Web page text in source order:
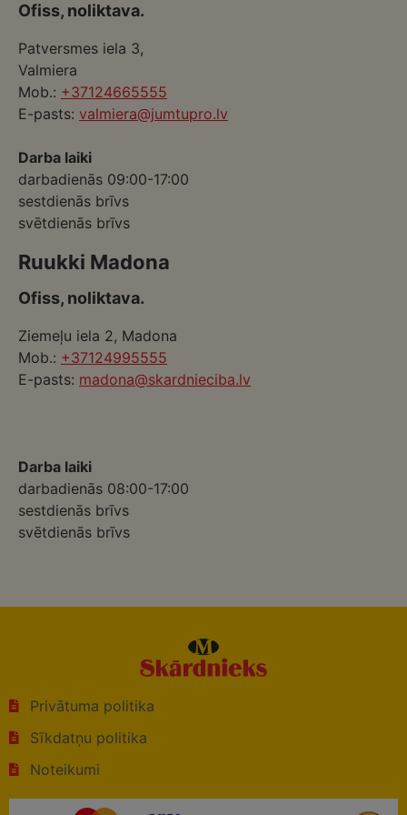
Ofiss, noliktava.
Patversmes iela 3,
Valmiera
Mob.: +37124665555
E-pasts: valmiera@jumtupro.lv
Darba laiki
darbadienās 09:00-17:00
sestdienās brīvs
svētdienās brīvs
Ruukki Madona
Ofiss, noliktava.
Ziemeļu iela 2, Madona
Mob.: +37124995555
E-pasts: madona@skardnieciba.lv
Darba laiki
darbadienās 08:00-17:00
sestdienās brīvs
svētdienās brīvs
Privātuma politika
Sīkdatņu politika
Noteikumi